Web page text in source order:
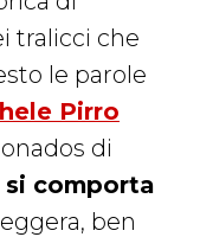
tralicci che
le parole
Pirro
di
si comporta
ben